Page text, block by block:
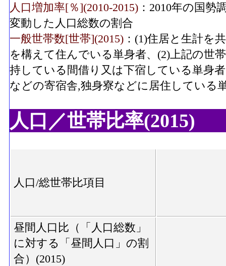
人口増加率[％](2010-2015) ：2010年の国勢
変動した人口総数の割合
一般世帯数[世帯](2015) ：(1)住居と生計を
を構えて住んでいる単身者、(2)上記の世
持している間借り又は下宿している単身
などの寄宿舎,独身寮などに居住している
人口／世帯比率(2015)
人口/総世帯比項目
昼間人口比（「人口総数」
に対する「昼間人口」の割
合）(2015)